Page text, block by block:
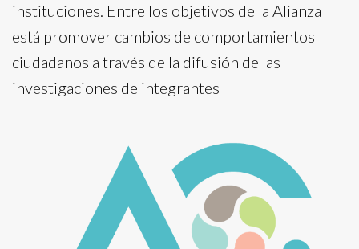
instituciones. Entre los objetivos de la Alianza
está promover cambios de comportamientos
ciudadanos a través de la difusión de las
investigaciones de integrantes